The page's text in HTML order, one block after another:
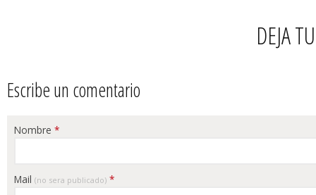
DEJA
Escribe un comentario
Nombre *
Mail (no sera publicado) *